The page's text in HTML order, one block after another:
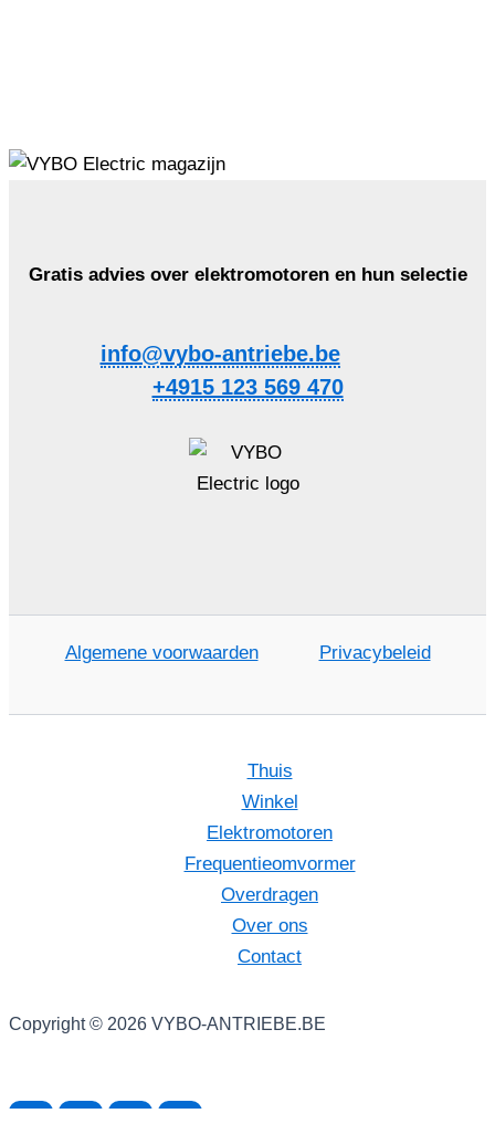
Gratis advies over elektromotoren en hun selectie
info@vybo-antriebe.be
+4915 123 569 470
Algemene voorwaarden Privacybeleid
Thuis
Winkel
Elektromotoren
Frequentieomvormer
Overdragen
Over ons
Contact
Copyright © 2026 VYBO-ANTRIEBE.BE